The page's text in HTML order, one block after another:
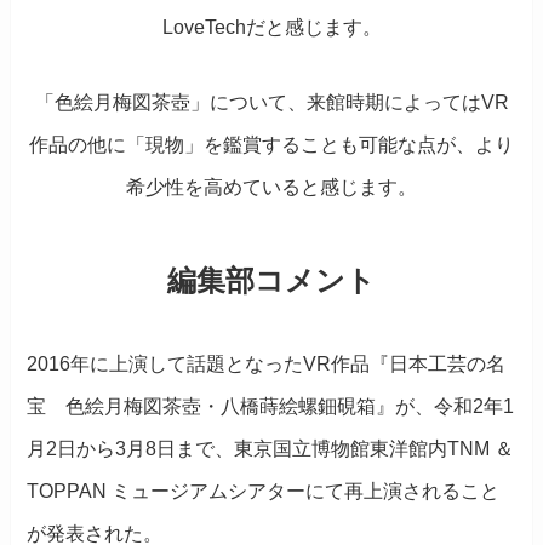
LoveTechだと感じます。
「色絵月梅図茶壺」について、来館時期によってはVR
作品の他に「現物」を鑑賞することも可能な点が、より
希少性を高めていると感じます。
編集部コメント
2016年に上演して話題となったVR作品『日本工芸の名
宝 色絵月梅図茶壺・八橋蒔絵螺鈿硯箱』が、令和2年1
月2日から3月8日まで、東京国立博物館東洋館内TNM ＆
TOPPAN ミュージアムシアターにて再上演されること
が発表された。